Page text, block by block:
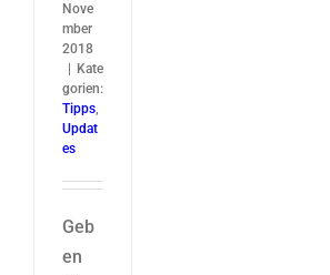
Nove
mber
2018
Kate
gorien:
Tipps,
Updat
es
Geb
en